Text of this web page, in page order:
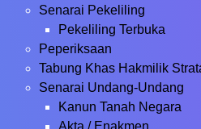
Senarai Pekeliling
Pekeliling Terbuka
Peperiksaan
Tabung Khas Hakmilik
Senarai Undang-Undang
Kanun Tanah Negara
Akta / Enakmen